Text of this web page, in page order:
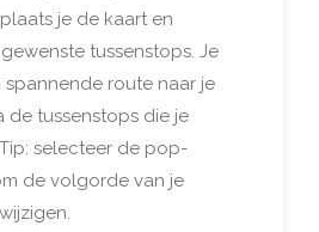
je de kaart en
tussenstops. Je
spannende route naar je
de tussenstops die je
selecteer de pop-
de volgorde van je